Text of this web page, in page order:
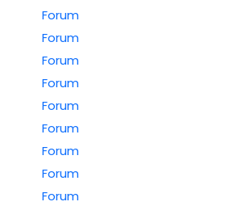
Forum
Forum
Forum
Forum
Forum
Forum
Forum
Forum
Forum